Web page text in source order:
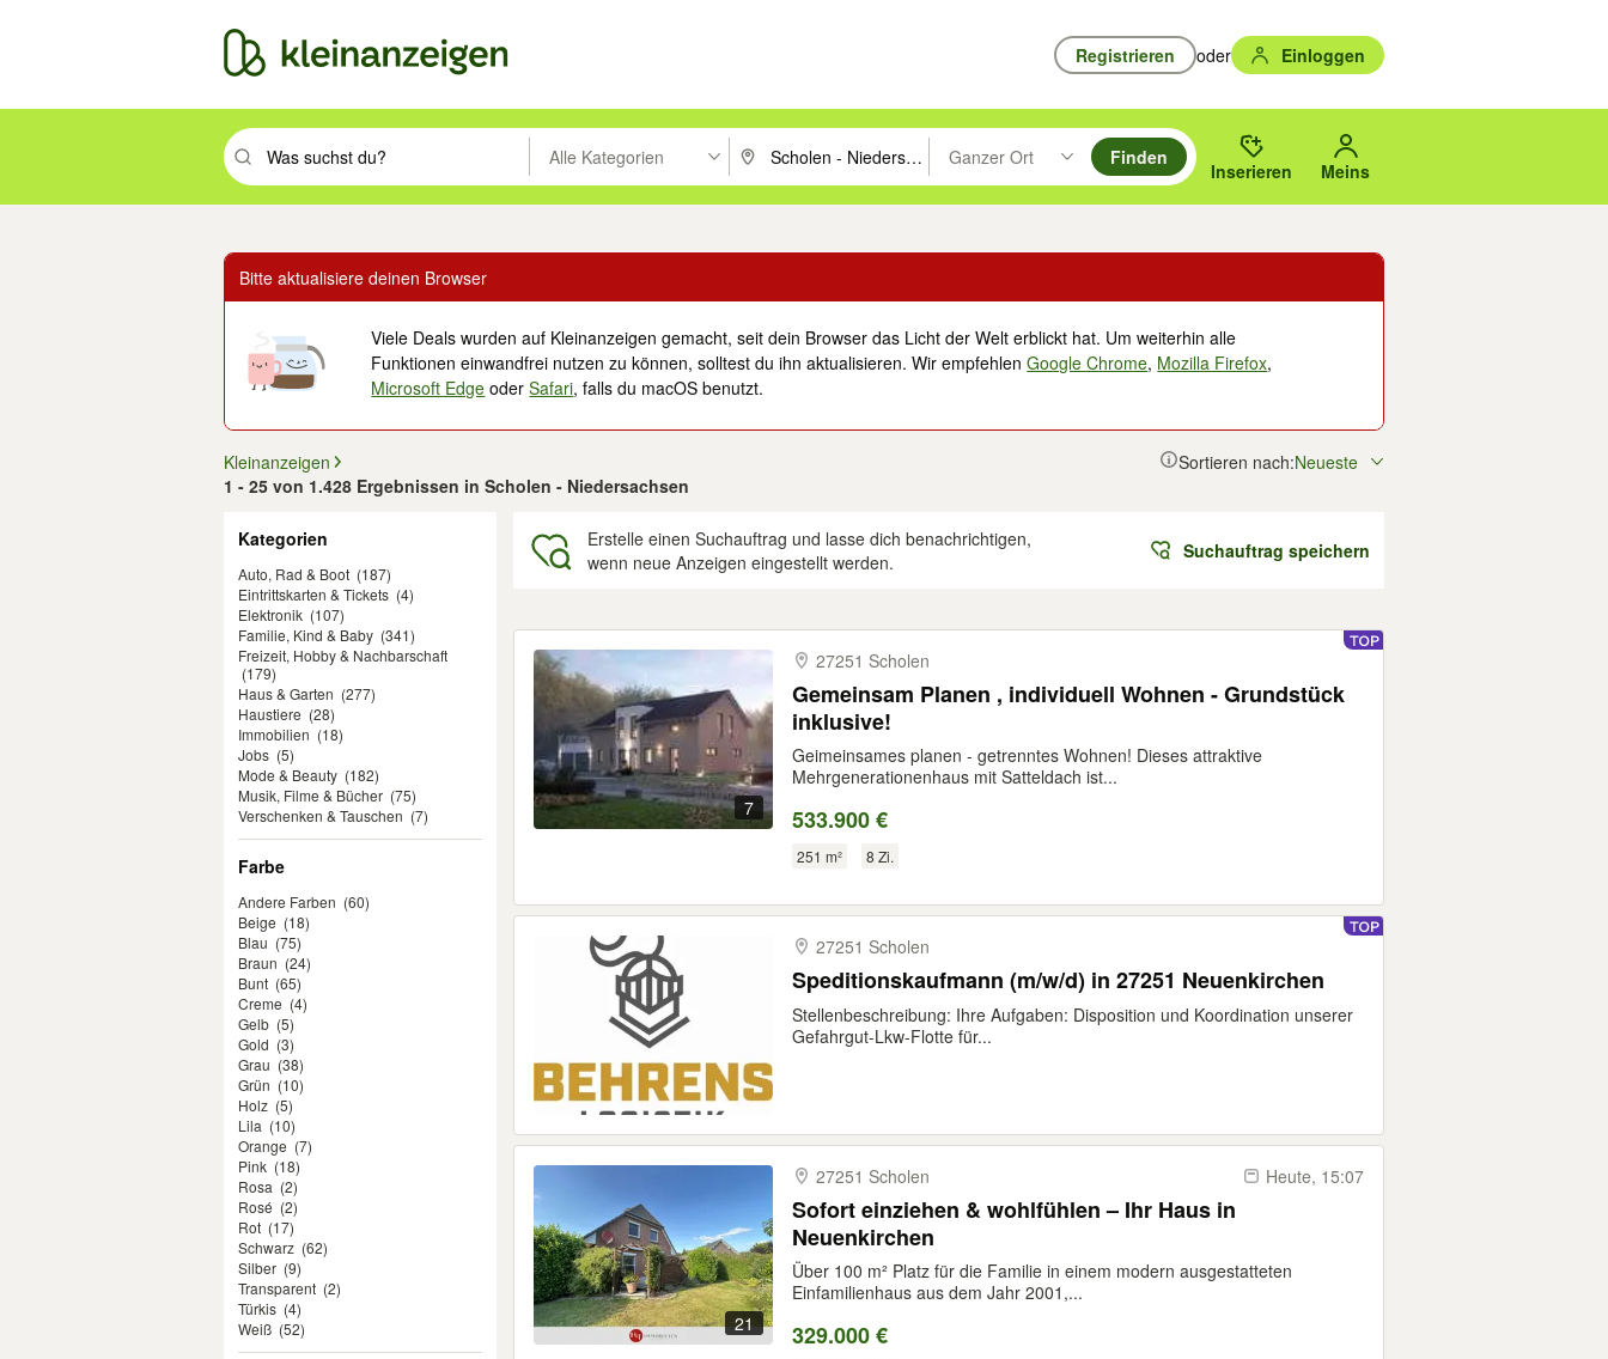
Registrieren oder Einloggen
Suchbegriff eingeben. Eingabetaste drücken um zu suchen, oder Vorschläge mit den Pfeiltasten nach oben/unten durchsuchen und mit Eingabetaste auswählen.
Alle Kategorien PLZ oder Ort eingeben. Eingabetaste drücken um zu suchen, oder Vorschläge mit den Pfeiltasten nach oben/
Ganzer Ort
Suche im Umkreis des gewählten Orts oder PLZ.
Finden
Inserieren Meins
Bitte aktualisiere deinen Browser
Viele Deals wurden auf Kleinanzeigen gemacht, seit dein Browser das Licht der Welt erblickt hat. Um weiterhin alle
Funktionen einwandfrei nutzen zu können, solltest du ihn aktualisieren. Wir empfehlenGoogle Chrome, Mozilla Firefox,
Microsoft Edge oderSafari, falls du macOS benutzt.
Kleinanzeigen
1 - 25 von 1.428 Ergebnissen in Scholen - Niedersachsen
Sortieren nach:Neueste
Kategorien
Auto, Rad & Boot (187)
Eintrittskarten & Tickets (4)
Elektronik (107)
Familie, Kind & Baby (341)
Freizeit, Hobby & Nachbarschaft
(179)
Haus & Garten (277)
Haustiere (28)
Immobilien (18)
Jobs (5)
Mode & Beauty (182)
Musik, Filme & Bücher (75)
Verschenken & Tauschen (7)
Farbe
Andere Farben (60)
Beige (18)
Blau (75)
Braun (24)
Bunt (65)
Creme (4)
Gelb (5)
Gold (3)
Grau (38)
Grün (10)
Holz (5)
Lila (10)
Orange (7)
Pink (18)
Rosa (2)
Rosé (2)
Rot (17)
Schwarz (62)
Silber (9)
Transparent (2)
Türkis (4)
Weiß (52)
Erstelle einen Suchauftrag und lasse dich benachrichtigen,
wenn neue Anzeigen eingestellt werden.
Suchauftrag speichern
7
27251 Scholen
Gemeinsam Planen , individuell Wohnen - Grundstück
inklusive!
Geimeinsames planen - getrenntes Wohnen! Dieses attraktive
Mehrgenerationenhaus mit Satteldach ist...
533.900 €
251 m² 8 Zi.
27251 Scholen
Speditionskaufmann (m/w/d) in 27251 Neuenkirchen
Stellenbeschreibung: Ihre Aufgaben: Disposition und Koordination unserer
Gefahrgut-Lkw-Flotte für...
21
27251 Scholen Heute, 15:07
Sofort einziehen & wohlfühlen – Ihr Haus in
Neuenkirchen
Über 100 m² Platz für die Familie in einem modern ausgestatteten
Einfamilienhaus aus dem Jahr 2001,...
329.000 €